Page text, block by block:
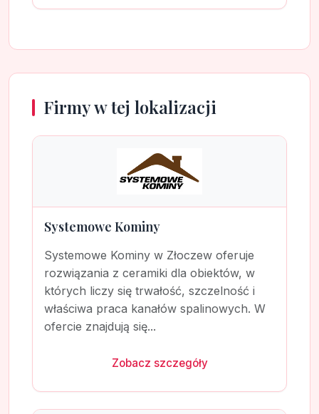
Firmy w tej lokalizacji
Systemowe Kominy
Systemowe Kominy w Złoczew oferuje
rozwiązania z ceramiki dla obiektów, w
których liczy się trwałość, szczelność i
właściwa praca kanałów spalinowych. W
ofercie znajdują się...
Zobacz szczegóły